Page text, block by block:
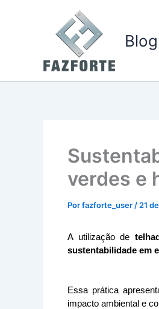
verdes e
Porfazforte_user / 21
A utilização de
sustentabilidade em
Essa prática
impacto ambiental e